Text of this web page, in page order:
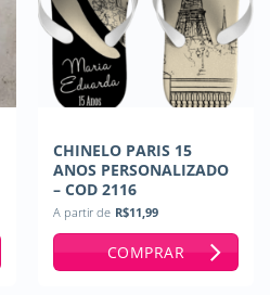
CHINELO PARIS 15
ANOS PERSONALIZADO
– COD 2116
A partir de R$11,99
COMPRAR